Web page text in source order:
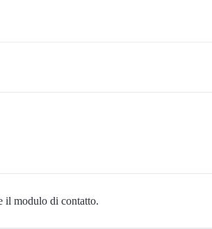
il modulo di contatto.